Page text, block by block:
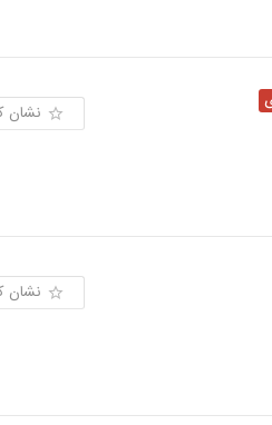
نشان
نشان